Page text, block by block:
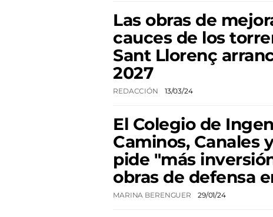
Las obras de
cauces de los
Sant Llorenç
2027
REDACCIÓN 13/03/24
El Colegio de
Caminos, Canales
pide "más
obras de defensa
MARINA BERENGUER 29/01/24